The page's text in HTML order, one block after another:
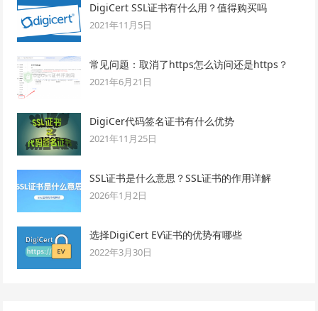
DigiCert SSL证书有什么用？值得购买吗
2021年11月5日
常见问题：取消了https怎么访问还是https？
2021年6月21日
DigiCer代码签名证书有什么优势
2021年11月25日
SSL证书是什么意思？SSL证书的作用详解
2026年1月2日
选择DigiCert EV证书的优势有哪些
2022年3月30日